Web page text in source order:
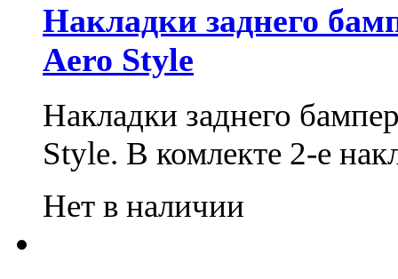
Накладки заднего
Aero Style
Накладки заднего
Style. В комлекте 2-е
Нет в наличии